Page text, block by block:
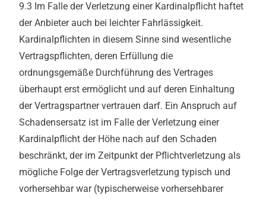
9.3 Im Falle der Verletzung einer Kardinalpflicht haftet
der Anbieter auch bei leichter Fahrlässigkeit.
Kardinalpflichten in diesem Sinne sind wesentliche
Vertragspflichten, deren Erfüllung die
ordnungsgemäße Durchführung des Vertrages
überhaupt erst ermöglicht und auf deren Einhaltung
der Vertragspartner vertrauen darf. Ein Anspruch auf
Schadensersatz ist im Falle der Verletzung einer
Kardinalpflicht der Höhe nach auf den Schaden
beschränkt, der im Zeitpunkt der Pflichtverletzung als
mögliche Folge der Vertragsverletzung typisch und
vorhersehbar war (typischerweise vorhersehbarer